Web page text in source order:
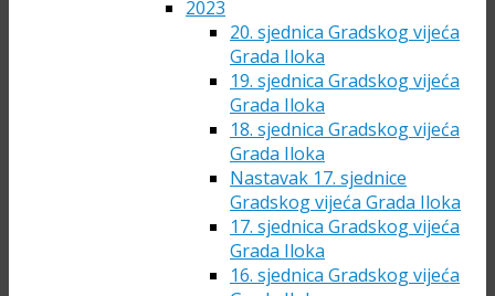
2023
20. sjednica Gradskog vijeća
Grada Iloka
19. sjednica Gradskog vijeća
Grada Iloka
18. sjednica Gradskog vijeća
Grada Iloka
Nastavak 17. sjednice
Gradskog vijeća Grada Iloka
17. sjednica Gradskog vijeća
Grada Iloka
16. sjednica Gradskog vijeća